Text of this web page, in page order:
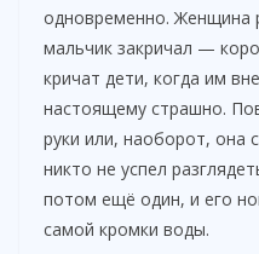
одновременно. Женщина
мальчик закричал —
кричат дети, когда им
настоящему страшно.
руки или, наоборот, она
никто не успел
потом ещё один, и его
самой кромки воды.